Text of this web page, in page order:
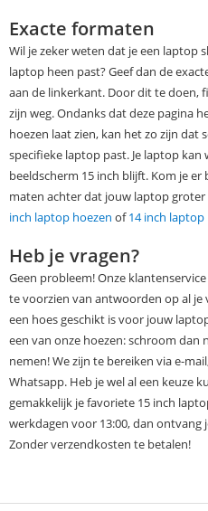
Exacte formaten
Wil je zeker weten dat je een laptop
laptop heen past? Geef dan de
aan de linkerkant. Door dit te doen,
zijn weg. Ondanks dat deze pagina
hoezen laat zien, kan het zo zijn dat
specifieke laptop past. Je laptop
beeldscherm 15 inch blijft. Kom je er
maten achter dat jouw laptop groter
inch laptop hoezen of14 inch laptop
Heb je vragen?
Geen probleem! Onze
te voorzien van antwoorden op al je
een hoes geschikt is voor jouw
een van onze hoezen: schroom
nemen! We zijn te bereiken via e-
Whatsapp. Heb je wel al een keuze
gemakkelijk je favoriete 15 inch
werkdagen voor 13:00, dan ontvang
Zonder verzendkosten te betalen!